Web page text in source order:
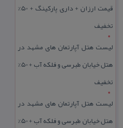
قیمت ارزان + داری پارکینگ + 50%
تخفیف
لیست هتل آپارتمان های مشهد در
هتل خیابان طبرسی و فلکه آب + 50%
تخفیف
لیست هتل آپارتمان های مشهد در
هتل خیابان طبرسی و فلکه آب + 50%